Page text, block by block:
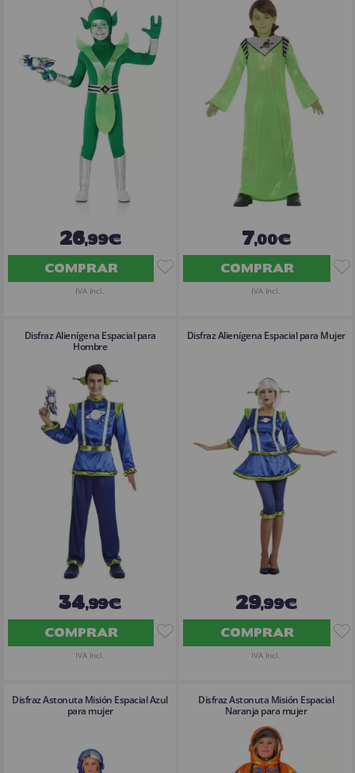
26,99€
COMPRAR
IVA Incl.
7,00€
COMPRAR
IVA Incl.
Disfraz Alienígena Espacial para
Hombre
34,99€
COMPRAR
IVA Incl.
Disfraz Alienígena Espacial para Mujer
29,99€
COMPRAR
IVA Incl.
Disfraz Astonuta Misión Espacial Azul
para mujer
Disfraz Astonuta Misión Espacial
Naranja para mujer